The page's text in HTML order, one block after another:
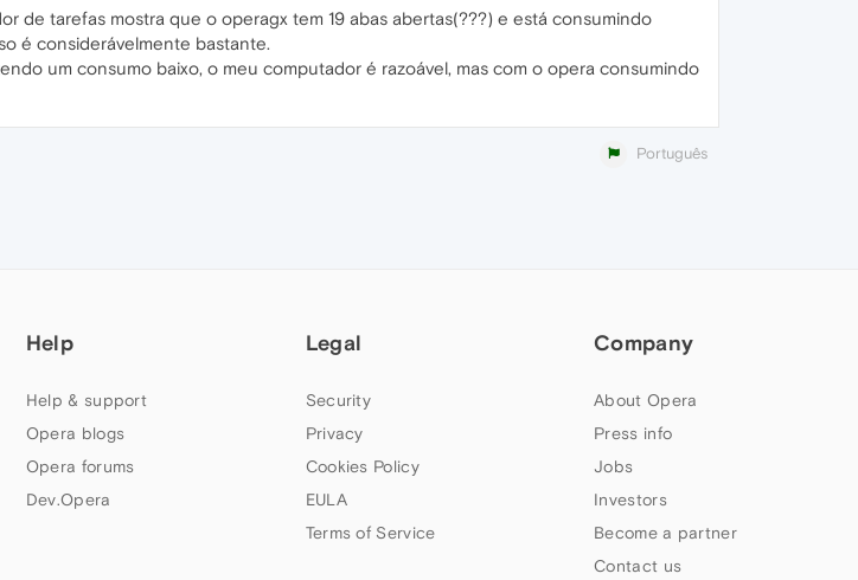
de tarefas mostra que o operagx tem 19 abas abertas(???) e está consumindo
é considerávelmente bastante.
um consumo baixo, o meu computador é razoável, mas com o opera consumindo
Português
Help
Help & support
Opera blogs
Opera forums
Dev.Opera
Legal
Security
Privacy
Cookies Policy
EULA
Terms of Service
Company
About Opera
Press info
Jobs
Investors
Become a partner
Contact us